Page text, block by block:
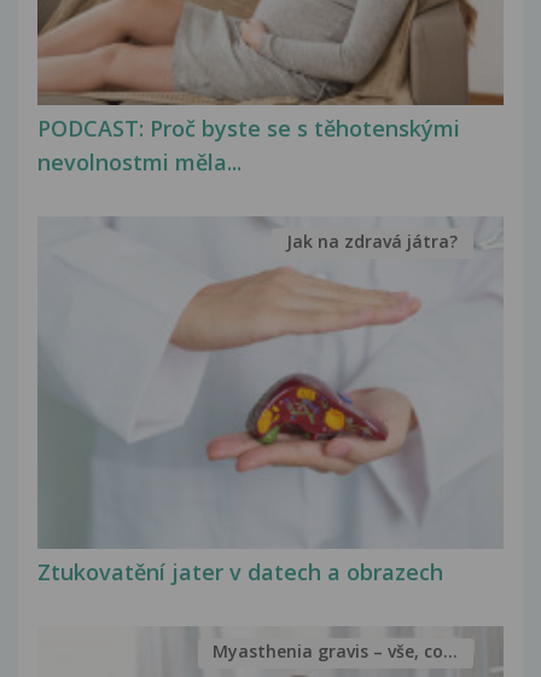
PODCAST: Proč byste se s těhotenskými
nevolnostmi měla...
Ztukovatění jater v datech a obrazech
Jak na zdravá játra?
Myasthenia gravis – vše, co...